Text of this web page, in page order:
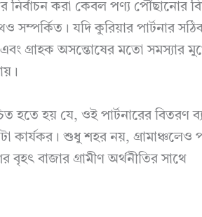
নির্বাচন করা কেবল পণ্য পৌঁছানোর
সম্পর্কিত। যদি কুরিয়ার পার্টনার
গ্রাহক অসন্তোষের মতো সমস্যার
হতে হয় যে, ওই পার্টনারের বিতরণ
কার্যকর। শুধু শহর নয়, গ্রামাঞ্চলেও
বাজার গ্রামীণ অর্থনীতির সাথে